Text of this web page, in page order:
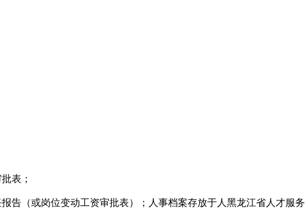
表；
告（或岗位变动工资审批表）；人事档案存放于人黑龙江省人才服